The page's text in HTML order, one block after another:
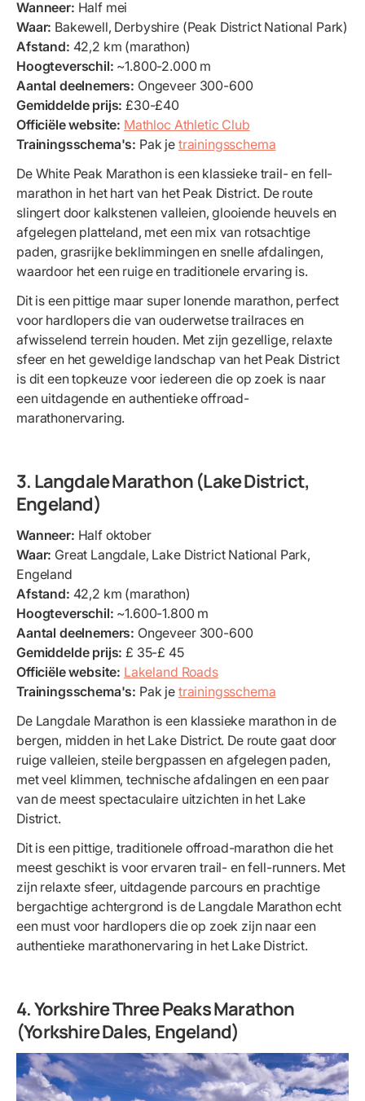
Wanneer: Half mei
Waar: Bakewell, Derbyshire (Peak District National Park)
Afstand: 42,2 km (marathon)
Hoogteverschil: ~1.800-2.000 m
Aantal deelnemers: Ongeveer 300-600
Gemiddelde prijs: £30-£40
Officiële website: Mathloc Athletic Club
Trainingsschema's: Pak je trainingsschema
De White Peak Marathon is een klassieke trail- en fell-
marathon in het hart van het Peak District. De route
slingert door kalkstenen valleien, glooiende heuvels en
afgelegen platteland, met een mix van rotsachtige
paden, grasrijke beklimmingen en snelle afdalingen,
waardoor het een ruige en traditionele ervaring is.
Dit is een pittige maar super lonende marathon, perfect
voor hardlopers die van ouderwetse trailraces en
afwisselend terrein houden. Met zijn gezellige, relaxte
sfeer en het geweldige landschap van het Peak District
is dit een topkeuze voor iedereen die op zoek is naar
een uitdagende en authentieke offroad-
marathonervaring.
3. Langdale Marathon (Lake District,
Engeland)
Wanneer: Half oktober
Waar: Great Langdale, Lake District National Park,
Engeland
Afstand: 42,2 km (marathon)
Hoogteverschil: ~1.600-1.800 m
Aantal deelnemers: Ongeveer 300-600
Gemiddelde prijs: £ 35-£ 45
Officiële website: Lakeland Roads
Trainingsschema's: Pak je trainingsschema
De Langdale Marathon is een klassieke marathon in de
bergen, midden in het Lake District. De route gaat door
ruige valleien, steile bergpassen en afgelegen paden,
met veel klimmen, technische afdalingen en een paar
van de meest spectaculaire uitzichten in het Lake
District.
Dit is een pittige, traditionele offroad-marathon die het
meest geschikt is voor ervaren trail- en fell-runners. Met
zijn relaxte sfeer, uitdagende parcours en prachtige
bergachtige achtergrond is de Langdale Marathon echt
een must voor hardlopers die op zoek zijn naar een
authentieke marathonervaring in het Lake District.
4. Yorkshire Three Peaks Marathon
(Yorkshire Dales, Engeland)